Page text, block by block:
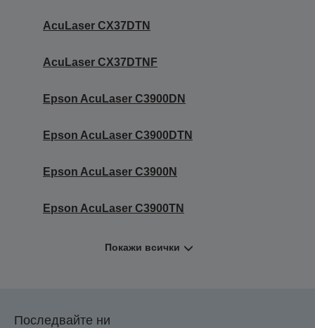
AcuLaser CX37DTN
AcuLaser CX37DTNF
Epson AcuLaser C3900DN
Epson AcuLaser C3900DTN
Epson AcuLaser C3900N
Epson AcuLaser C3900TN
Покажи всички
Последвайте ни